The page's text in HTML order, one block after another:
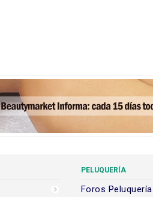
PELUQUERÍA
Foros Peluquería